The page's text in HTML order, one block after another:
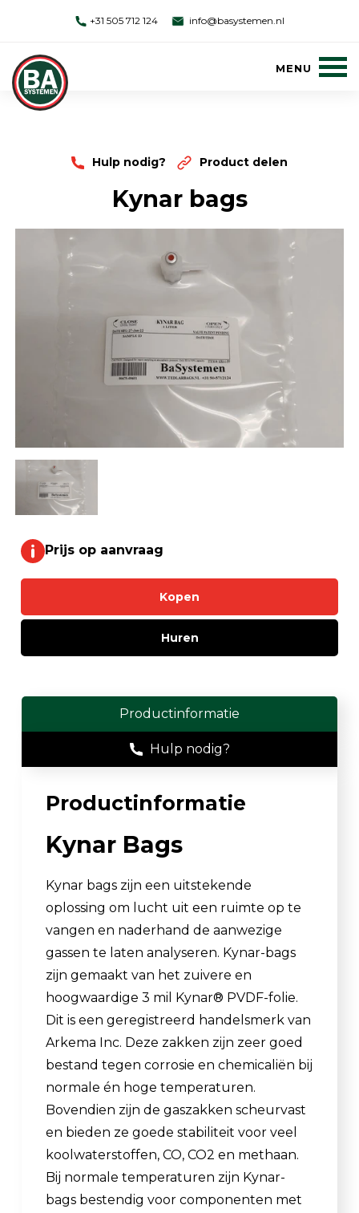
+31 505 712 124 info@basystemen.nl
Hulp nodig? Product delen
Kynar bags
Prijs op aanvraag
Huren
Kopen
Productinformatie
Hulp nodig?
Productinformatie
Kynar Bags
Kynar bags zijn een uitstekende
oplossing om lucht uit een ruimte op te
vangen en naderhand de aanwezige
gassen te laten analyseren. Kynar-bags
zijn gemaakt van het zuivere en
hoogwaardige 3 mil Kynar® PVDF-folie.
Dit is een geregistreerd handelsmerk van
Arkema Inc. Deze zakken zijn zeer goed
bestand tegen corrosie en chemicaliën bij
normale én hoge temperaturen.
Bovendien zijn de gaszakken scheurvast
en bieden ze goede stabiliteit voor veel
koolwaterstoffen, CO, CO2 en methaan.
Bij normale temperaturen zijn Kynar-
bags bestendig voor componenten met